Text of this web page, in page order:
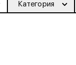
Категория